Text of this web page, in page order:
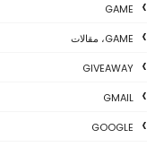
GAME
GAME، مقالات
GIVEAWAY
GMAIL
GOOGLE